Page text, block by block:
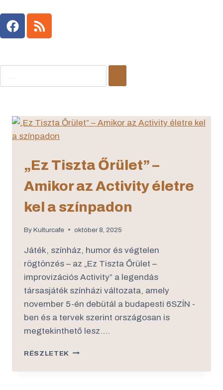
„Ez Tiszta Őrület” –
Amikor az Activity életre
kel a színpadon
By Kulturcafe október 8, 2025
Játék, színház, humor és végtelen
rögtönzés – az „Ez Tiszta Őrület –
improvizációs Activity” a legendás
társasjáték színházi változata, amely
november 5-én debütál a budapesti 6SZÍN -
ben és a tervek szerint országosan is
megtekinthető lesz….
RÉSZLETEK